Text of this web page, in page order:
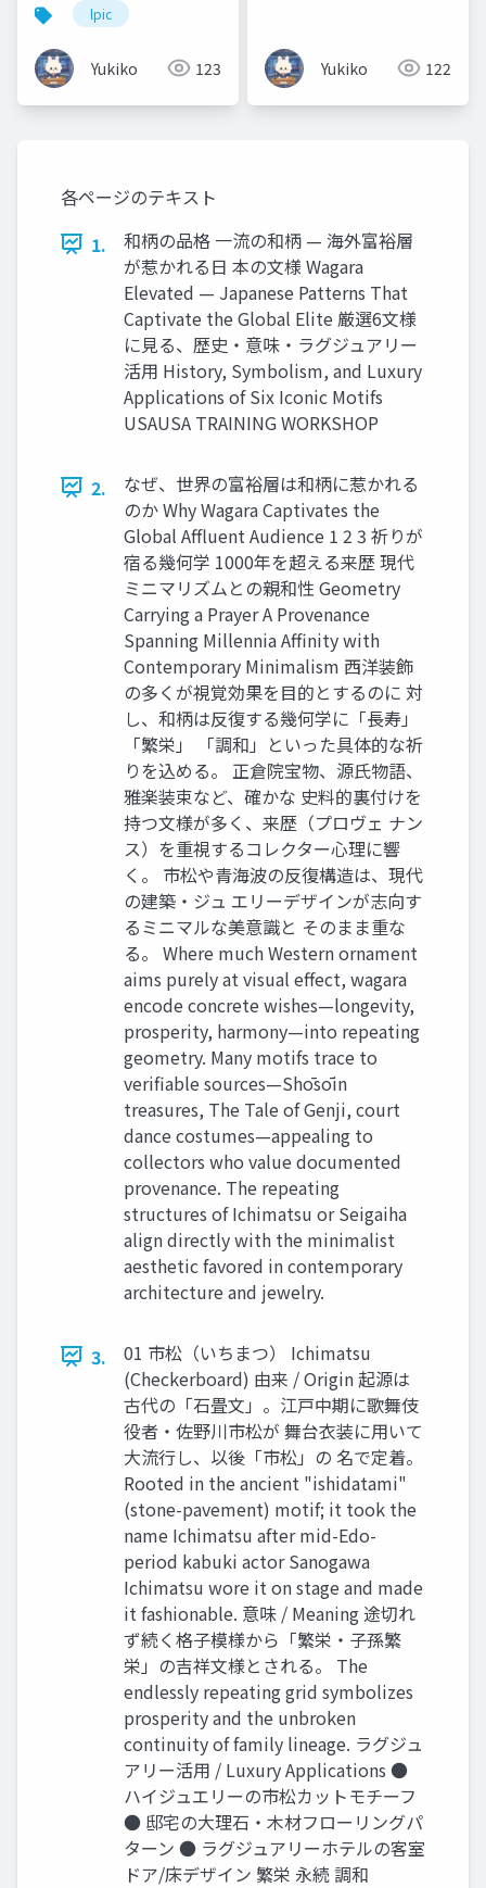
知ろう！ハードウェ
ア・ソフトウェア・
OS・Linux「難しそ
う」と思わなくて大丈
す！
lpic
Yukiko 123 Yukiko 122
各ページのテキスト
1.
和柄の品格 一流の和柄 — 海外富裕層
が惹かれる日 本の文様 Wagara
Elevated — Japanese Patterns That
Captivate the Global Elite 厳選6文様
に見る、歴史・意味・ラグジュアリー
活用 History, Symbolism, and Luxury
Applications of Six Iconic Motifs
USAUSA TRAINING WORKSHOP
2.
なぜ、世界の富裕層は和柄に惹かれる
のか Why Wagara Captivates the
Global Affluent Audience 1 2 3 祈りが
宿る幾何学 1000年を超える来歴 現代
ミニマリズムとの親和性 Geometry
Carrying a Prayer A Provenance
Spanning Millennia Affinity with
Contemporary Minimalism 西洋装飾
の多くが視覚効果を目的とするのに 対
し、和柄は反復する幾何学に「長寿」
「繁栄」 「調和」といった具体的な祈
りを込める。 正倉院宝物、源氏物語、
雅楽装束など、確かな 史料的裏付けを
持つ文様が多く、来歴（プロヴェ ナン
ス）を重視するコレクター心理に響
く。 市松や青海波の反復構造は、現代
の建築・ジュ エリーデザインが志向す
るミニマルな美意識と そのまま重な
る。 Where much Western ornament
aims purely at visual effect, wagara
encode concrete wishes—longevity,
prosperity, harmony—into repeating
geometry. Many motifs trace to
verifiable sources—Shōsōin
treasures, The Tale of Genji, court
dance costumes—appealing to
collectors who value documented
provenance. The repeating
structures of Ichimatsu or Seigaiha
align directly with the minimalist
aesthetic favored in contemporary
architecture and jewelry.
3.
01 市松（いちまつ） Ichimatsu
(Checkerboard) 由来 / Origin 起源は
古代の「石畳文」。江戸中期に歌舞伎
役者・佐野川市松が 舞台衣装に用いて
大流行し、以後「市松」の 名で定着。
Rooted in the ancient "ishidatami"
(stone-pavement) motif; it took the
name Ichimatsu after mid-Edo-
period kabuki actor Sanogawa
Ichimatsu wore it on stage and made
it fashionable. 意味 / Meaning 途切れ
ず続く格子模様から「繁栄・子孫繁
栄」の吉祥文様とされる。 The
endlessly repeating grid symbolizes
prosperity and the unbroken
continuity of family lineage. ラグジュ
アリー活用 / Luxury Applications ●
ハイジュエリーの市松カットモチーフ
● 邸宅の大理石・木材フローリングパ
ターン ● ラグジュアリーホテルの客室
ドア/床デザイン 繁栄 永続 調和